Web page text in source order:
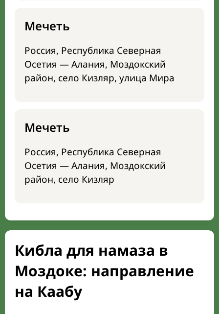
Мечеть
Россия, Республика Северная
Осетия — Алания, Моздокский
район, село Кизляр, улица Мира
Мечеть
Россия, Республика Северная
Осетия — Алания, Моздокский
район, село Кизляр
Кибла для намаза в
Моздоке: направление
на Каабу